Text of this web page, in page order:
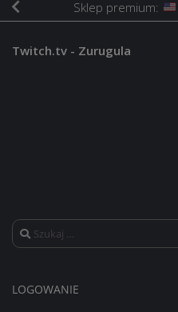
Sklep premium:
Twitch.tv - Zurugula
Szukaj:
LOGOWANIE